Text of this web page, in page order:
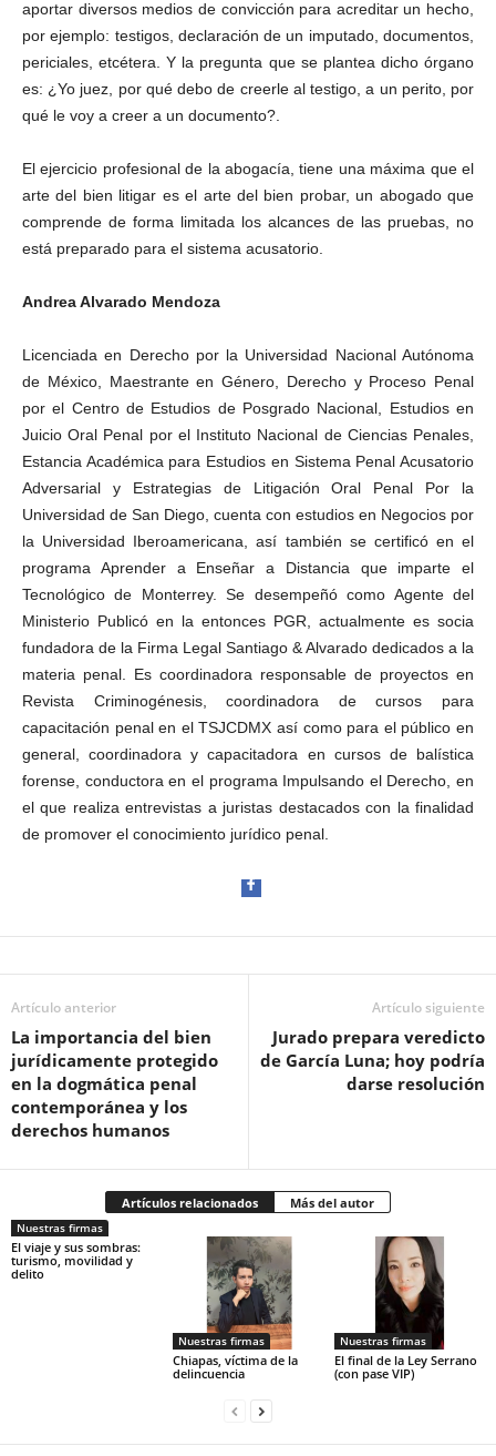
aportar diversos medios de convicción para acreditar un hecho,
por ejemplo: testigos, declaración de un imputado, documentos,
periciales, etcétera. Y la pregunta que se plantea dicho órgano
es: ¿Yo juez, por qué debo de creerle al testigo, a un perito, por
qué le voy a creer a un documento?.
El ejercicio profesional de la abogacía, tiene una máxima que el
arte del bien litigar es el arte del bien probar, un abogado que
comprende de forma limitada los alcances de las pruebas, no
está preparado para el sistema acusatorio.
Andrea Alvarado Mendoza
Licenciada en Derecho por la Universidad Nacional Autónoma
de México, Maestrante en Género, Derecho y Proceso Penal
por el Centro de Estudios de Posgrado Nacional, Estudios en
Juicio Oral Penal por el Instituto Nacional de Ciencias Penales,
Estancia Académica para Estudios en Sistema Penal Acusatorio
Adversarial y Estrategias de Litigación Oral Penal Por la
Universidad de San Diego, cuenta con estudios en Negocios por
la Universidad Iberoamericana, así también se certificó en el
programa Aprender a Enseñar a Distancia que imparte el
Tecnológico de Monterrey. Se desempeñó como Agente del
Ministerio Publicó en la entonces PGR, actualmente es socia
fundadora de la Firma Legal Santiago & Alvarado dedicados a la
materia penal. Es coordinadora responsable de proyectos en
Revista Criminogénesis, coordinadora de cursos para
capacitación penal en el TSJCDMX así como para el público en
general, coordinadora y capacitadora en cursos de balística
forense, conductora en el programa Impulsando el Derecho, en
el que realiza entrevistas a juristas destacados con la finalidad
de promover el conocimiento jurídico penal.
Whatsapp
Artículo anterior
La importancia del bien
jurídicamente protegido
en la dogmática penal
contemporánea y los
derechos humanos
Artículo siguiente
Jurado prepara veredicto
de García Luna; hoy podría
darse resolución
Artículos relacionados Más del autor
Nuestras firmas
El viaje y sus sombras:
turismo, movilidad y
delito
Nuestras firmas
Chiapas, víctima de la
delincuencia
Nuestras firmas
El final de la Ley Serrano
(con pase VIP)